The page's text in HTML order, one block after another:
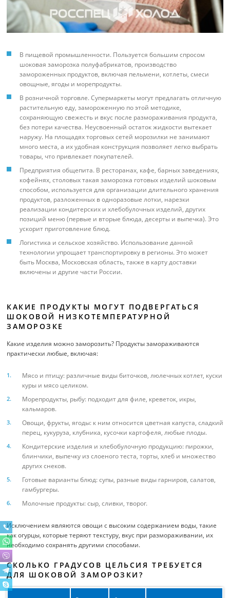
В пищевой промышленности. Пользуется большим спросом
шоковая заморозка полуфабрикатов, производство
замороженных продуктов, включая пельмени, котлеты, смеси
овощные, ягоды и морепродукты.
В розничной торговле. Супермаркеты могут предлагать отличную
растительную еду, замороженную по этой методике,
сохраняющую свежесть и вкус после размораживания продукта,
без потери качества. Неусвоенный остаток жидкости вытекает
наружу. На площадях торговых сетей морозилки не занимают
много места, а их удобная конструкция позволяет легко выбрать
товары, что привлекает покупателей.
Предприятия общепита. В ресторанах, кафе, барных заведениях,
кофейнях, столовых такая заморозка готовых изделий шоковым
способом, используется для организации длительного хранения
продуктов, разложенных в одноразовые лотки, нарезки
реализации кондитерских и хлебобулочных изделий, других
позиций меню (первые и вторые блюда, десерты и выпечка). Это
ускорит приготовление блюд.
Логистика и сельское хозяйство. Использование данной
технологии упрощает транспортировку в регионы. Это может
быть Москва, Московская область, также в карту доставки
включены и другие части России.
КАКИЕ ПРОДУКТЫ МОГУТ ПОДВЕРГАТЬСЯ
ШОКОВОЙ НИЗКОТЕМПЕРАТУРНОЙ
ЗАМОРОЗКЕ
Какие изделия можно заморозить? Продукты замораживаются
практически любые, включая:
Мясо и птицу: различные виды биточков, люлечных котлет, куски
куры и мясо целиком.
Морепродукты, рыбу: подходит для филе, креветок, икры,
кальмаров.
Овощи, фрукты, ягоды: к ним относится цветная капуста, сладкий
перец, кукуруза, клубника, кусочки картофеля, любые плоды.
Кондитерские изделия и хлебобулочную продукцию: пирожки,
блинчики, выпечку из слоеного теста, торты, хлеб и множество
других снеков.
Готовые варианты блюд: супы, разные виды гарниров, салатов,
гамбургеры.
Молочные продукты: сыр, сливки, творог.
Исключением являются овощи с высоким содержанием воды, такие
как огурцы, которые теряют текстуру, вкус при размораживании, их
необходимо сохранять другими способами.
СКОЛЬКО ГРАДУСОВ ЦЕЛЬСИЯ ТРЕБУЕТСЯ
ДЛЯ ШОКОВОЙ ЗАМОРОЗКИ?